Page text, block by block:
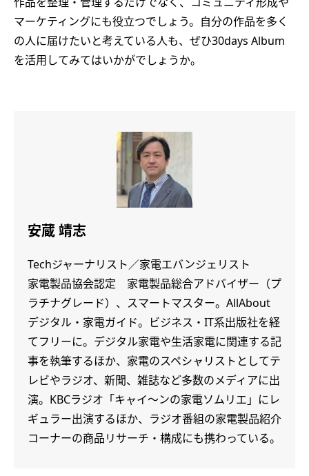
マーケティングにも役立つでしょう。自分の作品を多く
の人に届けたいと考えている人も、ぜひ30days Album
を活用してみてはいかがでしょうか。
安蔵 靖志
Techジャーナリスト／家電エバンジェリスト
家電製品協会認定 家電製品総合アドバイザー（プ
ラチナグレード）、スマートマスター。AllAbout
デジタル・家電ガイド。ビジネス・IT系出版社を経
てフリーに。デジタル家電や生活家電に関連する記
事を執筆するほか、家電のスペシャリストとしてテ
レビやラジオ、新聞、雑誌など多数のメディアに出
演。KBCラジオ「キャイ～ンの家電ソムリエ」にレ
ギュラー出演するほか、ラジオ番組の家電製品紹介
コーナーの商品リサーチ・構成にも携わっている。